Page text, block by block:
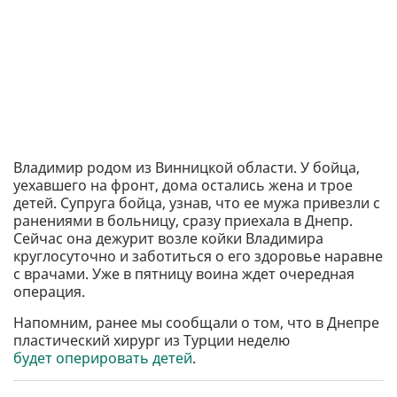
Владимир родом из Винницкой области. У бойца,
уехавшего на фронт, дома остались жена и трое
детей. Супруга бойца, узнав, что ее мужа привезли с
ранениями в больницу, сразу приехала в Днепр.
Сейчас она дежурит возле койки Владимира
круглосуточно и заботиться о его здоровье наравне
с врачами. Уже в пятницу воина ждет очередная
операция.
Напомним, ранее мы сообщали о том, что в Днепре
пластический хирург из Турции неделю
будет оперировать детей.